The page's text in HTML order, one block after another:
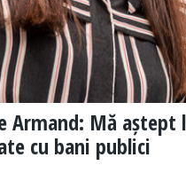
Armand: Mă
cu bani publici